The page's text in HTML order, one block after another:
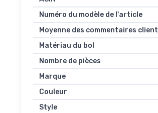
Numéro du modèle de l'article
Moyenne des commentaires client
Matériau du bol
Nombre de pièces
Marque
Couleur
Style